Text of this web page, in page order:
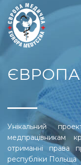
Унікальний
медпрацівникам
отриманні права
республіки Польща